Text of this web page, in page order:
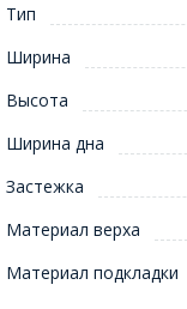
Тип
Ширина
Высота
Ширина дна
Застежка
Материал верха
Материал подкладки